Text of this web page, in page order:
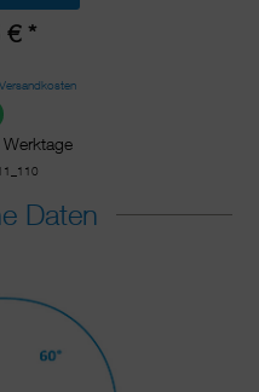
€ *
Daten